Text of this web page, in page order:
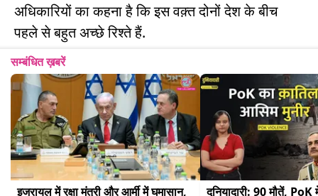
अधिकारियों का कहना है कि इस वक़्त दोनों देश के बीच
पहले से बहुत अच्छे रिश्ते हैं.
सम्बंधित ख़बरें
इजरायल में रक्षा मंत्री और आर्मी में घमासान,
दुनियादारी: 90 मौतें,